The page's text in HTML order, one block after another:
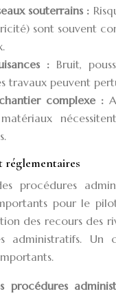
souterrains :
sont souvent
: Bruit,
travaux peuvent
complexe :
réglementaires
procédures
pour le
des recours des
administratifs.
procédures